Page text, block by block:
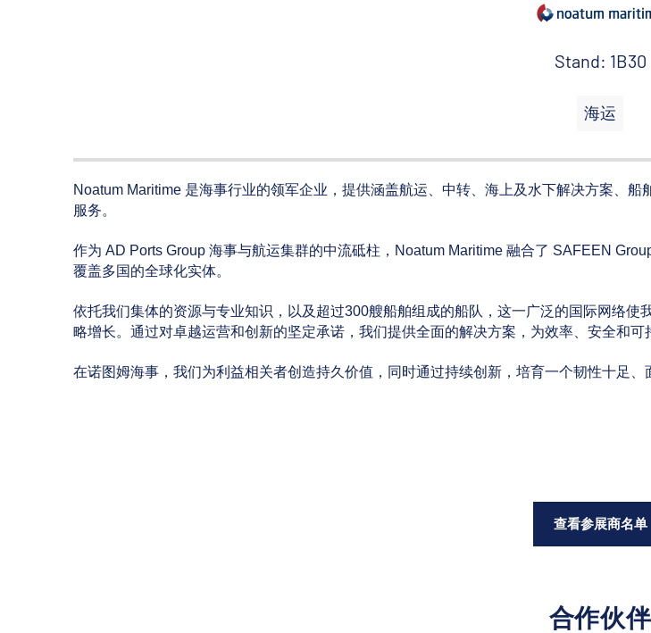
Stand: 1B30
海运
Noatum Maritime 是海事行业的领军企业，提供涵盖航运、中转、海上及水下解决方案、
服务。
作为 AD Ports Group 海事与航运集群的中流砥柱，Noatum Maritime 融合了 SAFEEN
覆盖多国的全球化实体。
依托我们集体的资源与专业知识，以及超过300艘船舶组成的船队，这一广泛的国际网络使
略增长。通过对卓越运营和创新的坚定承诺，我们提供全面的解决方案，为效率、安全和可
在诺图姆海事，我们为利益相关者创造持久价值，同时通过持续创新，培育一个韧性十足、
查看参展商名单
合作伙伴